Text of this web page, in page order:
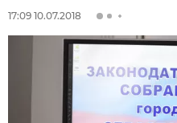
17:09 10.07.2018